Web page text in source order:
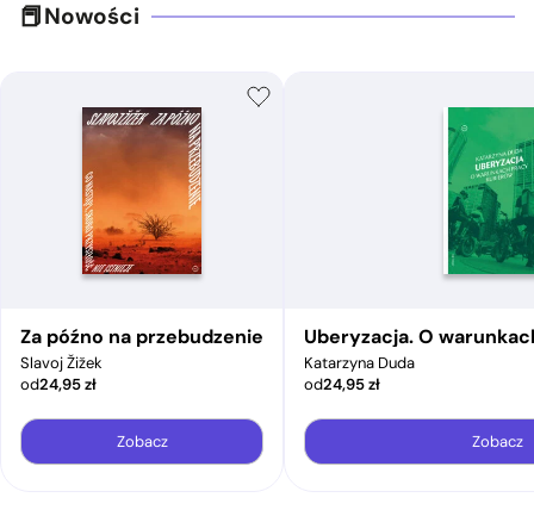
Nowości
Za późno na przebudzenie
Slavoj Žižek
od24,95zł
Zobacz
Uberyzacja. O
Katarzyna Duda
od24,95zł
Zobacz